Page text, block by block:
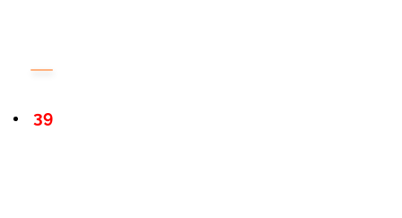
39